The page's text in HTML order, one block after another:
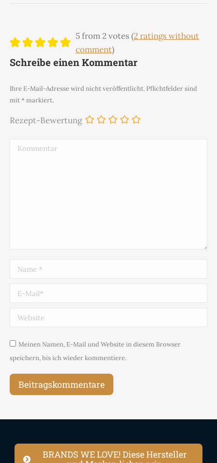
5 from 2 votes (2 ratings without
comment)
Schreibe einen Kommentar
Ihre E-Mail-Adresse wird nicht veröffentlicht. Pflichtfelder sind
mit* markiert.
Rezept-Bewertung
Kommentar
Name *
E-Mail *
Website
Meinen Namen, E-Mail und Website in diesem Browser
speichern, bis ich wieder kommentiere.
Beitragskommentare
BRANDS WE LOVE! Diese Hersteller